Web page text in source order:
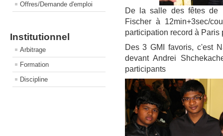
Offres/Demande d'emploi
Institutionnel
Arbitrage
Formation
Discipline
De la salle des fêtes de
Fischer à 12min+3sec/
participation record à Paris
Des 3 GMI favoris, c'est
devant Andrei
participants